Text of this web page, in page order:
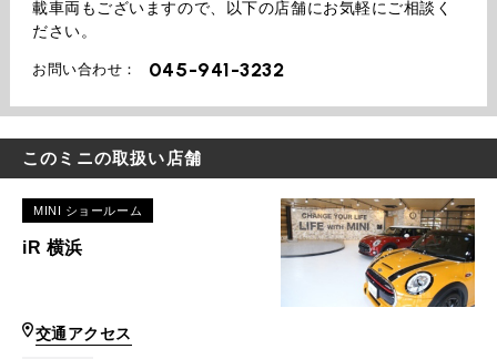
載車両もございますので、以下の店舗にお気軽にご相談く
ださい。
お問い合わせ： 045-941-3232
このミニの取扱い店舗
MINI ショールーム
iR 横浜
交通アクセス